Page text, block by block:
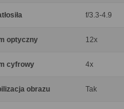
f/3.3-4.9
optyczny 12x
cyfrowy 4x
obrazu Tak